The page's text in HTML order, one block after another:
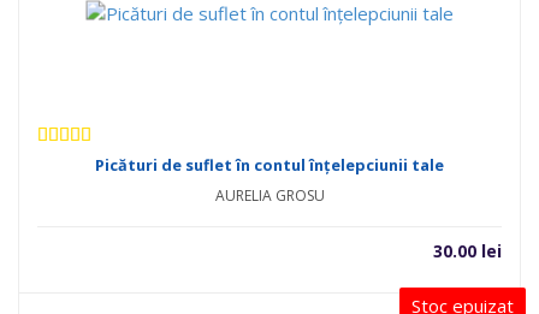
Evaluat laPicături de suflet în contul înțelepciunii tale
AURELIA GROSU
30.00 lei
Stoc epuizat